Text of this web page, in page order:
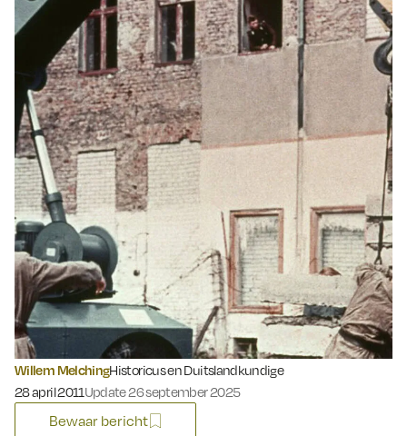
Willem MelchingHistoricus en Duitslandkundige
Gepubliceerd op:
28 april 2011Update 26 september 2025
Bewaar bericht